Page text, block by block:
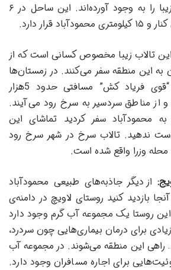
می‌شوند که منظره‌ای زیبا را به وجود آورده‌اند. این ساحل در ۶
قرار دارد.
این تالاب زیبا مخصوص کسانی است که از
به این منطقه سفر می‌کنند. در زمستان‌ها
قوی‌هایی معروف به “قوی فریاد کش” مسافتی حدود 5هزار
و از مناطق سردسیر به سرخ رود می‌آیند.
محمودآباد سفر کردید تماشای این
ندهید. تالاب سرخ در شهر سرخ رود
وزرا واقع شده است.
: از دیگر جاذبه‌های طبیعی محمودآباد
بازدید کنید روستای لاویچ در دامنه‌ی
روستا یک مجموعه آب گرم وجود دارد
برای درمان بیماری‌هایی چون سردرد،
راهی این منطقه می‌شوند. در مجموعه آب
برای اجاره مسافران وجود دارد.